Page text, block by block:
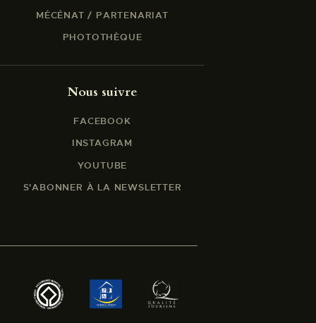
MÉCÉNAT / PARTENARIAT
PHOTOTHÈQUE
Nous suivre
FACEBOOK
INSTAGRAM
YOUTUBE
S'ABONNER À LA NEWSLETTER